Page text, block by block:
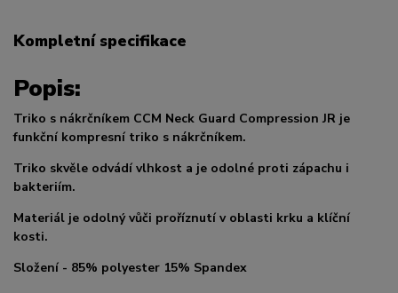
Kompletní specifikace
Popis:
Triko s nákrčníkem CCM Neck Guard Compression JR je
funkční kompresní triko s nákrčníkem.
Triko skvěle odvádí vlhkost a je odolné proti zápachu i
bakteriím.
Materiál je odolný vůči proříznutí v oblasti krku a klíční
kosti.
Složení - 85% polyester 15% Spandex